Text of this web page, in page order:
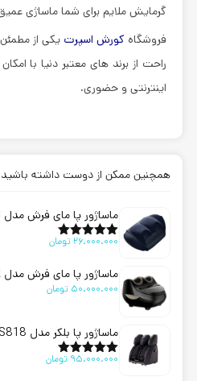
گرمایش ملایم برای شما ماساژی عمیق
فروشگاه کورش اسپرت یکی از
راحت از برند های معتبر دنیا با
اینترنتی و حضوری.
همچنین ممکن از دوست داشته
ماساژور پا مای فرش مدل MF-F3
امتیاز5.00
26.000.000 تومان
ماساژور پا مای فرش مدل MF-F2
50.000.000 تومان
ماساژور پا بلکر مدل Belker MS818
امتیاز5.00
95.000.000 تومان